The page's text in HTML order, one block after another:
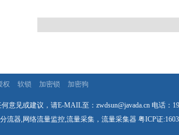
权 软锁 加密锁 加密狗
意见或建议，请E-MAIL至：zwdsun@javada.cn 电话：
流器,网络流量监控,流量采集，流量采集器 粤ICP证